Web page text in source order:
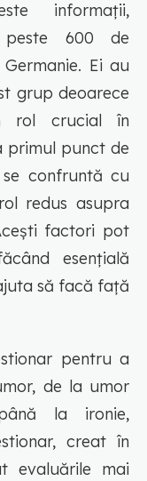
informații,
peste 600 de
Ei au
grup deoarece
rol crucial în
primul punct de
confruntă cu
redus asupra
factori pot
esențială
să facă față
pentru a
de la umor
la ironie,
creat în
evaluările mai